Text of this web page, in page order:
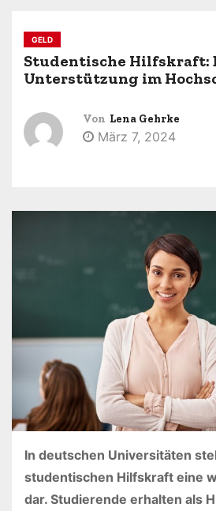
GELD
Studentische Hilfskraft:
Unterstützung im
Von Lena Gehrke
März 7, 2024
In deutschen Universitäten
studentischen Hilfskraft eine
dar. Studierende erhalten als